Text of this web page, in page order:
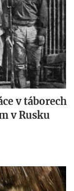
v táborech
v Rusku